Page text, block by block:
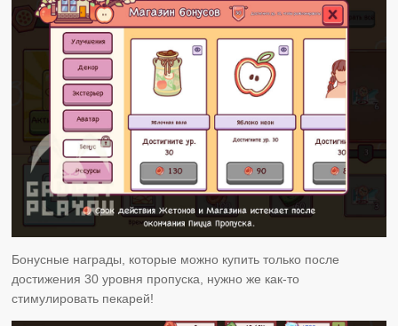
Бонусные награды, которые можно купить только после
достижения 30 уровня пропуска, нужно же как-то
стимулировать пекарей!